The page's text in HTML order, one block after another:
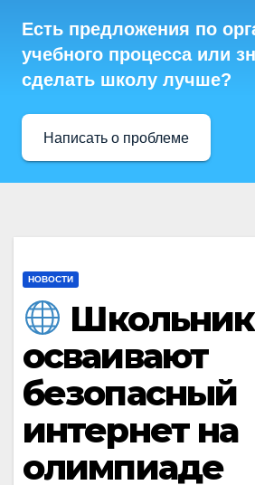
Есть предложения по
учебного процесса или
сделать школу лучше?
Написать о проблеме
НОВОСТИ
осваивают
безопасный
интернет на
олимпиаде